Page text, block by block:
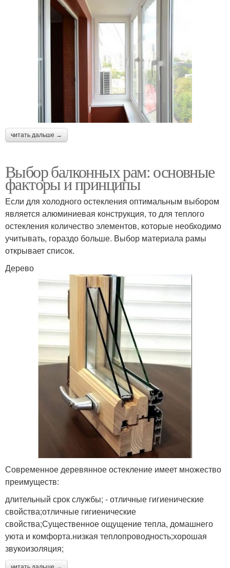
читать дальше →
Выбор балконных рам: основные
факторы и принципы
Если для холодного остекления оптимальным выбором
является алюминиевая конструкция, то для теплого
остекления количество элементов, которые необходимо
учитывать, гораздо больше. Выбор материала рамы
открывает список.
Дерево
Современное деревянное остекление имеет множество
преимуществ:
длительный срок службы; - отличные гигиенические
свойства;отличные гигиенические
свойства;Существенное ощущение тепла, домашнего
уюта и комфорта.низкая теплопроводность;хорошая
звукоизоляция;